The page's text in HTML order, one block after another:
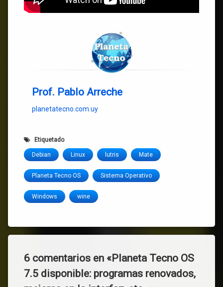
Prof. Pablo Arreche
planetatecno.com.uy
Etiquetado
Debian Linux lutris Mate
Planeta Tecno OS Sistema Operativo
Windows wine
6 comentarios en «Planeta Tecno OS
7.5 disponible: programas renovados,